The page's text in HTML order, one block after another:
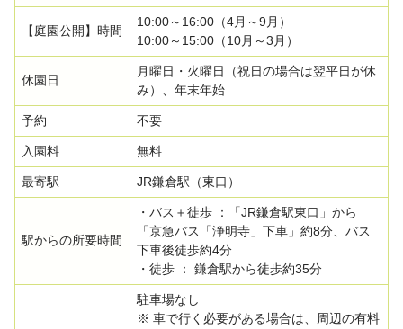
【庭園公開】時間
10:00～16:00（4月～9月）
10:00～15:00（10月～3月）
休園日
月曜日・火曜日（祝日の場合は翌平日が休
み）、年末年始
予約 不要
入園料 無料
最寄駅 JR鎌倉駅（東口）
駅からの所要時間
・バス＋徒歩 ：「JR鎌倉駅東口」から
「京急バス「浄明寺」下車」約8分、バス
下車後徒歩約4分
・徒歩 ： 鎌倉駅から徒歩約35分
駐車場なし
※ 車で行く必要がある場合は、周辺の有料